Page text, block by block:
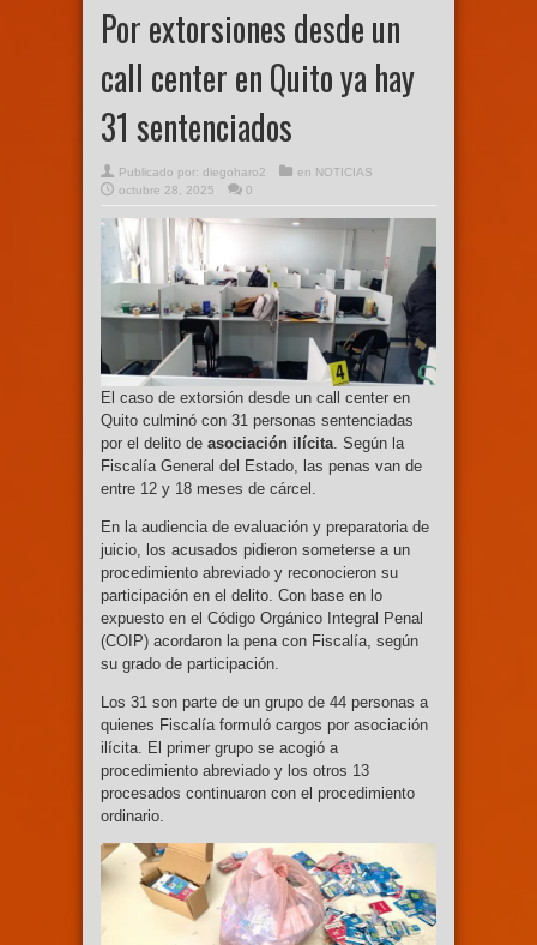
Por extorsiones desde un
call center en Quito ya hay
31 sentenciados
Publicado por: diegoharo2 en NOTICIAS
octubre 28, 2025
0
El caso de extorsión desde un call center en
Quito culminó con 31 personas sentenciadas
por el delito de asociación ilícita . Según la
Fiscalía General del Estado, las penas van de
entre 12 y 18 meses de cárcel.
En la audiencia de evaluación y preparatoria de
juicio, los acusados pidieron someterse a un
procedimiento abreviado y reconocieron su
participación en el delito. Con base en lo
expuesto en el Código Orgánico Integral Penal
(COIP) acordaron la pena con Fiscalía, según
su grado de participación.
Los 31 son parte de un grupo de 44 personas a
quienes Fiscalía formuló cargos por asociación
ilícita. El primer grupo se acogió a
procedimiento abreviado y los otros 13
procesados continuaron con el procedimiento
ordinario.